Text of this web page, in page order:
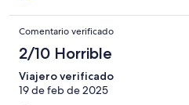
Comentario verificado
2/10 Horrible
Viajero verificado
19 de feb de 2025